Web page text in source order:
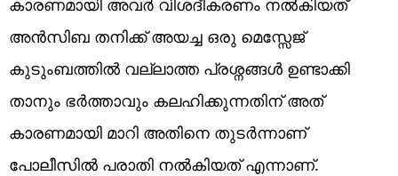
അൻസിബ തനിക്ക് അയച്ച ഒരു മെസ്സേജ്
കുടുംബത്തിൽ വല്ലാത്ത പ്രശ്നങ്ങൾ ഉണ്ടാക്കി
താനും ഭർത്താവും കലഹിക്കുന്നതിന് അത്
കാരണമായി മാറി അതിനെ തുടർന്നാണ്
പോലീസിൽ പരാതി നൽകിയത് എന്നാണ്.